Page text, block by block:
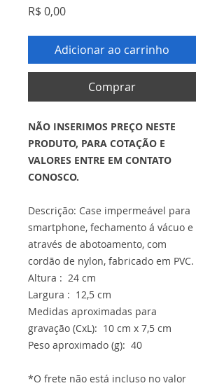
R$ 0,00Preço
Adicionar ao carrinho
Comprar
NÃO INSERIMOS PREÇO NESTE
PRODUTO, PARA COTAÇÃO E
VALORES ENTRE EM CONTATO
CONOSCO.
Descrição: Case impermeável para
smartphone, fechamento á vácuo e
através de abotoamento, com
cordão de nylon, fabricado em PVC.
Altura : 24 cm
Largura : 12,5 cm
Medidas aproximadas para
gravação (CxL): 10 cm x 7,5 cm
Peso aproximado (g): 40
*O frete não está incluso no valor